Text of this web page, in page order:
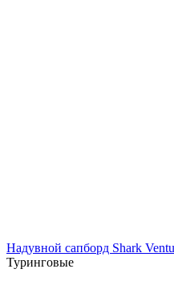
Надувной сапборд Shark
Туринговые